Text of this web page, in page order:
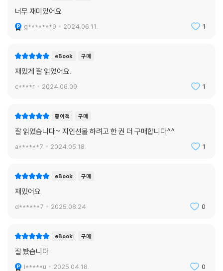
너무 재미있어요
g*******9 2024.06.11. 1
eBook 구매
재밌게 잘 읽었어요.
c****r 2024.06.09. 1
종이책 구매
잘 읽었습니다~ 지인선물 하려고 한 권 더 구매합니다^^
a******7 2024.05.18. 1
eBook 구매
재밌어요
d******7 2025.08.24. 0
eBook 구매
잘 봤습니다
l*****u 2025.04.18. 0